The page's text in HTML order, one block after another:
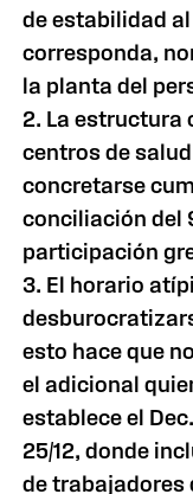
de estabilidad
corresponda,
la planta del
2. La estructura
centros de
concretarse
conciliación del
participación
3. El horario
esto hace que
el adicional
establece el
25/12, donde
de trabajadores